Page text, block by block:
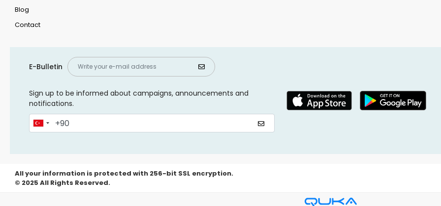
Blog
Contact
E-Bulletin
Sign up to be informed about campaigns, announcements and
notifications.
All your information is protected with 256-bit SSL encryption.
© 2025 All Rights Reserved.